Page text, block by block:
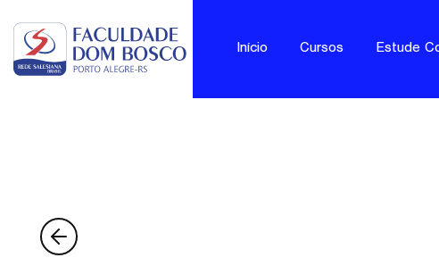
Início Cursos Estude